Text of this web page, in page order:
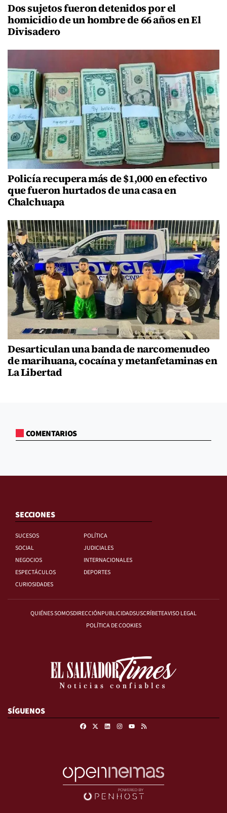
Dos sujetos fueron detenidos por el
homicidio de un hombre de 66 años en El
Divisadero
Policía recupera más de $1,000 en efectivo
que fueron hurtados de una casa en
Chalchuapa
Desarticulan una banda de narcomenudeo
de marihuana, cocaína y metanfetaminas en
La Libertad
COMENTARIOS
SECCIONES
SUCESOS
POLÍTICA
SOCIAL
JUDICIALES
NEGOCIOS
INTERNACIONALES
ESPECTÁCULOS
DEPORTES
CURIOSIDADES
QUIÉNES SOMOSDIRECCIÓNPUBLICIDADSUSCRÍBETEAVISO LEGAL
POLÍTICA DE COOKIES
SÍGUENOS
FacebookLinkedinInstagram